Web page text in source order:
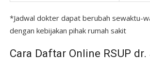
*Jadwal dokter dapat berubah sewaktu-
dengan kebijakan pihak rumah sakit
Cara Daftar Online RSUP